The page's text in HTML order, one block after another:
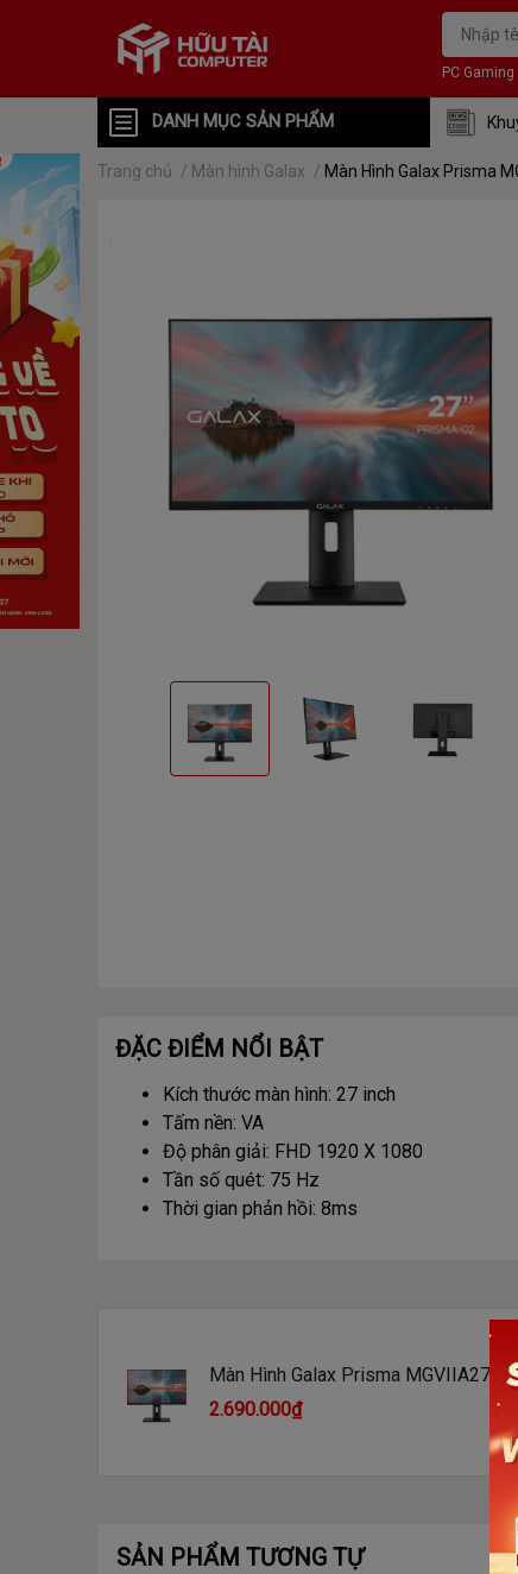
PC Gaming
DANH MỤC SẢN PHẨM
Trang chủ / Màn hình Galax / Màn Hình Galax Prisma
ĐẶC ĐIỂM NỔI BẬT
Kích thước màn hình: 27 inch
Tấm nền: VA
Độ phân giải: FHD 1920 X 1080
Tần số quét: 75 Hz
Thời gian phản hồi: 8ms
Màn Hình Galax Prisma
Inch/ FHD/ VA/ 75Hz/ USB-C)
2.690.000₫
SẢN PHẨM TƯƠNG TỰ